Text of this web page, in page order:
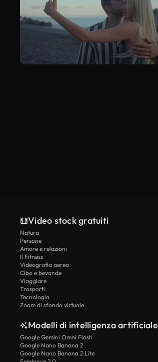
Video stock gratuiti
Natura
Persone
Amore e relazioni
Il Fitness
Videografia aerea
Cibo e bevande
Viaggiare
Trasporti
Tecnologia
Zoom di sfondo virtuale
Modelli di intelligenza artificiale
Google Gemini Omni Flash
Google Nano Banana 2
Google Nano Banana 2 Lite